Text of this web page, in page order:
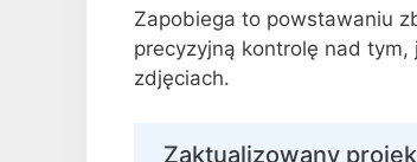
Zapobiega to powstawaniu
precyzyjną kontrolę nad
zdjęciach.
Zaktualizowany